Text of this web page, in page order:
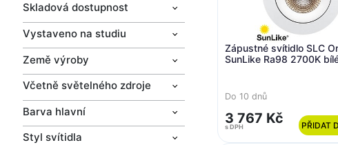
Skladová dostupnost
Vystaveno na studiu
Země výroby
Včetně světelného zdroje
Barva hlavní
Styl svítidla
Zápustné svítidlo SLC
SunLike Ra98 2700K
Do 10 dnů
3 767 Kč
s DPH PŘIDAT